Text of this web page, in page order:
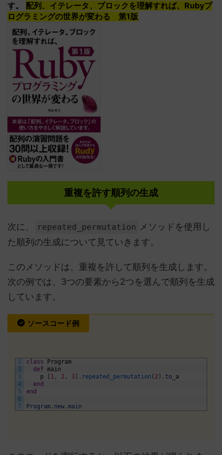
す。
配列、イテレータ、ブロックを理解すれば、Rubyプ
ログラミングの世界が変わる 第1版
重複を許す順列の生成
次に、 repeated_permutation
メソッドを使用し
た順列の生成について見ていきます。
このメソッドは、重複を許して順列を生成します。
次の例では、3つの要素から2つを選んで順列を生成
しています。
ソースコード例
1
2
3
4
5
6
7
class
Program
def main
p
1 , 2 , 3 . repeated_permutation ( 2 ) . to a
end
end
Program . new . main